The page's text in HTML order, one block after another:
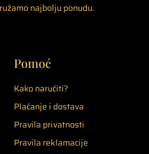
najbolju ponudu.
Pomoć
Kako naručiti?
Plaćanje i dostava
Pravila privatnosti
Pravila reklamacije